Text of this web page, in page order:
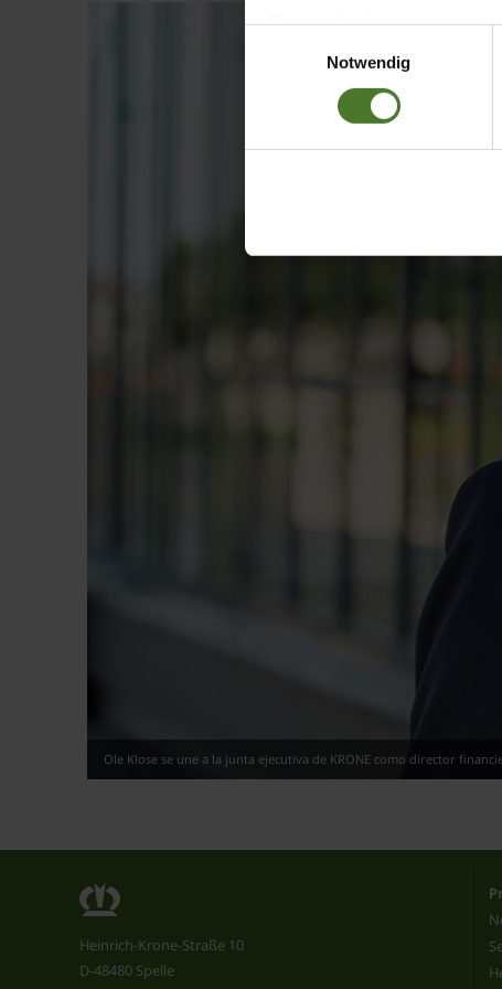
Datenschutzbestimmungen
Daten bestehen kann.
Impressum
Notwendig
Ole Klose se une a la junta ejecutiva de KRONE como director
Heinrich-Krone-Straße 10
D-48480 Spelle